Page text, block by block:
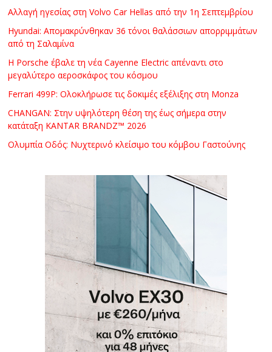
Αλλαγή ηγεσίας στη Volvo Car Hellas από την 1η Σεπτεμβρίου
Hyundai: Απομακρύνθηκαν 36 τόνοι θαλάσσιων απορριμμάτων
από τη Σαλαμίνα
Η Porsche έβαλε τη νέα Cayenne Electric απέναντι στο
μεγαλύτερο αεροσκάφος του κόσμου
Ferrari 499P: Ολοκλήρωσε τις δοκιμές εξέλιξης στη Monza
CHANGAN: Στην υψηλότερη θέση της έως σήμερα στην
κατάταξη KANTAR BRANDZ™ 2026
Ολυμπία Οδός: Νυχτερινό κλείσιμο του κόμβου Γαστούνης